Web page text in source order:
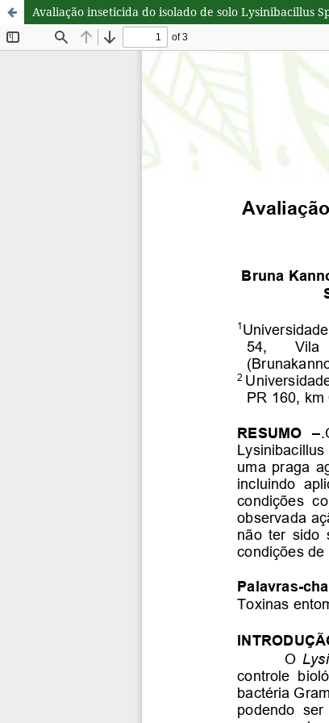
Avaliação inseticida do isolado de solo Lysinibacillus